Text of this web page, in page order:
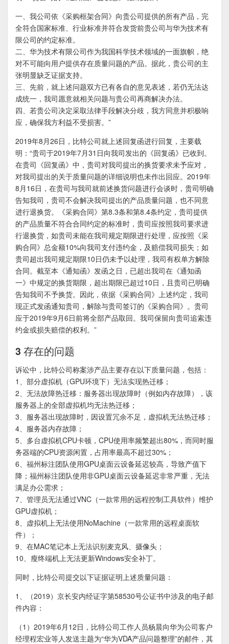
一、我公司依《采购框架合同》向贵公司提供的所有产品，完
全符合国家标准、行业标准并符合发货前贵公司与华为技术有
限公司的约定标准。
二、华为技术有限公司作为我国科学技术领域的一面旗帜，绝
对不可能向用户提供存在质量问题的产品。据此，贵公司的主
张明显缺乏证据支持。
三、先前，就上述问题双方已有各自的意见表述，若仍无法达
成统一，我司愿意就相关问题与贵公司再商解决办法。
四、若贵公司决定采取法律手段解决分歧，我方同意并积极响
应，确保我方利益不受损害。”
2019年8月26日，比特公司就上述回复函进行回复，主要载
明：“贵司于2019年7月31日向我司发出的《回复函》已收到。
在贵司《回复函》中，贵司对我司提出的换货要求未予应对，
对我司提出的关于质量问题的详细说明也未作出回应。2019年
8月16日，在贵司与我司就前述换货问题进行会谈时，贵司明确
告知我司，贵司不会解决我司提出的产品质量问题，也不同意
进行退换货。《采购合同》第8.3条和第8.4条约定，贵司提供
的产品质量不符合合同约定的标准时，贵司应按照我司要求进
行退换货，如贵司未能在我司规定期限进行处理，应按照《采
购合同》总金额10%向我司支付违约金，及赔偿我司损失；如
贵司超出我司规定期限10日仍未予以处理，我司有权单方解除
合同。截至本《通知函》发函之日，已超出我司在《通知函
一》中规定的换货期限，超出期限已超过10日，且贵司已明确
告知我司不予换货。因此，依据《采购合同》上述约定，我司
现正式发函通知贵司，解除与贵司签订的《采购合同》。贵司
应于2019年9月6日前将全部产品取回。我司保留向贵司追索违
约金或损失赔偿的权利。”
3 存在的问题
诉讼中，比特公司称案涉产品主要存在以下质量问题，包括：
1、部分虚拟机（GPU环境下）无法实现热迁移；
2、无法故障热迁移：服务器出现故障时（例如内存故障），该
服务器上的全部虚拟机均无法热迁移；
3、服务器出现故障时，因设置冗余不足，虚拟机无法热迁移；
4、服务器内存故障；
5、多台虚拟机CPU卡顿，CPU使用率频繁超出80%，而同时服
务器端的CPU资源闲置，占用率最高不超过30%；
6、福州标注团队使用GPU桌面云设备延迟较高，导致产值下
降；福州标注团队使用非GPU桌面云设备延迟非常严重，无法
满足办公需求；
7、管理员无法通过VNC（一款常用的远程控制工具软件）维护
GPU虚拟机；
8、虚拟机上无法使用NoMachine（一款常用的远程桌面软
件）；
9、在MAC笔记本上无法识别麦克风、摄像头；
10、瘦终端机上无法更新Windows安全补丁。
同时，比特公司提交以下证据证明上述质量问题：
1、（2019）京长安内经证字第58530号公证书中涉及的电子邮
件内容：
（1）2019年6月12日，比特公司工作人员杨晨向华为公司客户
经理程宏业等人发送主题为“华为VDA产品问题整理”的邮件，其